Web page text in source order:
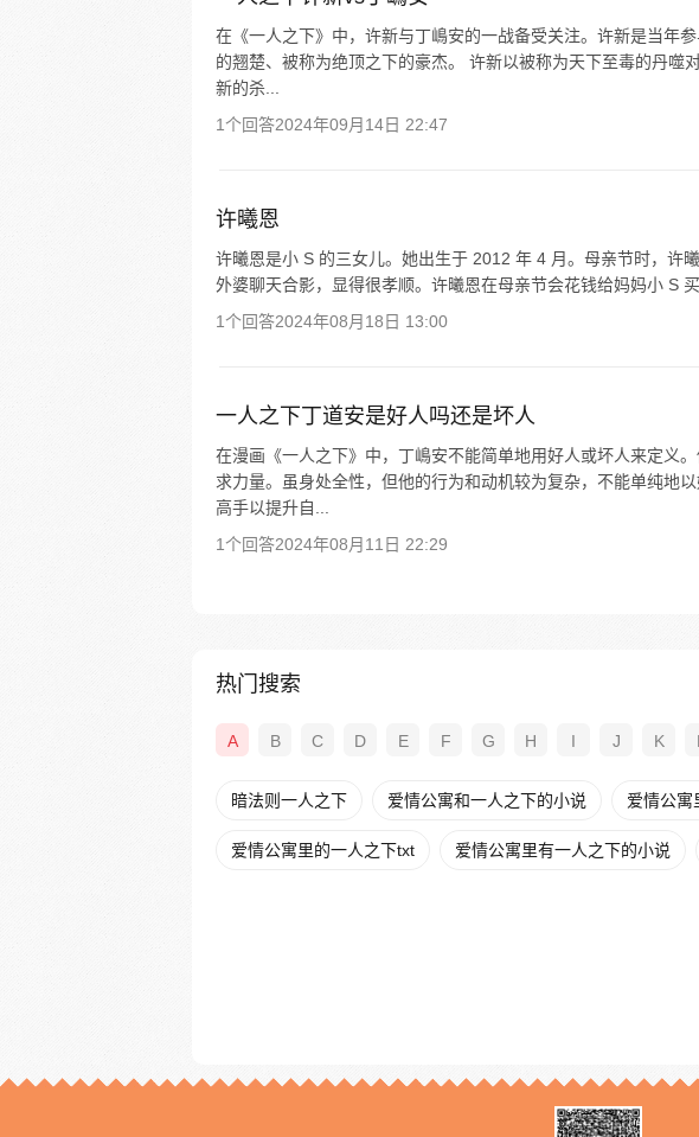
在《一人之下》中，许新与丁嶋安的一战备受关注。许新是当年
的翘楚、被称为绝顶之下的豪杰。 许新以被称为天下至毒的丹噬
新的杀...
1个回答2024年09月14日 22:47
许曦恩
许曦恩是小 S 的三女儿。她出生于 2012 年 4 月。母亲节时，许
外婆聊天合影，显得很孝顺。许曦恩在母亲节会花钱给妈妈小 S
1个回答2024年08月18日 13:00
一人之下丁道安是好人吗还是坏人
在漫画《一人之下》中，丁嶋安不能简单地用好人或坏人来定义
求力量。虽身处全性，但他的行为和动机较为复杂，不能单纯地
高手以提升自...
1个回答2024年08月11日 22:29
热门搜索
A B C D E F G H I J K L
暗法则一人之下 爱情公寓和一人之下的小说 爱情公寓
爱情公寓里的一人之下txt 爱情公寓里有一人之下的小说